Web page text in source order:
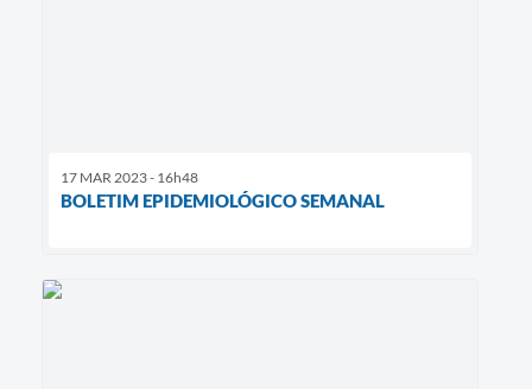
17 MAR 2023 - 16h48
BOLETIM EPIDEMIOLÓGICO SEMANAL